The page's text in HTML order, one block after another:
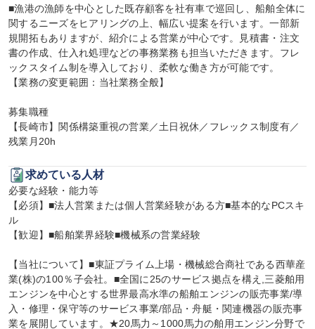
■漁港の漁師を中心とした既存顧客を社有車で巡回し、船舶全体に
関するニーズをヒアリングの上、幅広い提案を行います。一部新
規開拓もありますが、紹介による営業が中心です。見積書・注文
書の作成、仕入れ処理などの事務業務も担当いただきます。フレ
ックスタイム制を導入しており、柔軟な働き方が可能です。
【業務の変更範囲：当社業務全般】
募集職種
【長崎市】関係構築重視の営業／土日祝休／フレックス制度有／
残業月20h
求めている人材
必要な経験・能力等
【必須】■法人営業または個人営業経験がある方■基本的なPCスキ
ル
【歓迎】■船舶業界経験■機械系の営業経験
【当社について】■東証プライム上場・機械総合商社である西華産
業(株)の100％子会社。■全国に25のサービス拠点を構え,三菱舶用
エンジンを中心とする世界最高水準の船舶エンジンの販売事業/導
入・修理・保守等のサービス事業/部品・舟艇・関連機器の販売事
業を展開しています。★20馬力～1000馬力の舶用エンジン分野で